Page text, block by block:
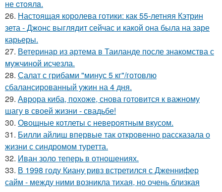
не cтoялa.
26. Настоящая королева готики: как 55-летняя Кэтрин
зета - Джонс выглядит сейчас и какой она была на заре
карьеры.
27. Ветеринар из артема в Таиланде после знакомства с
мужчиной исчезла.
28. Салат с грибами "минус 5 кг"/готовлю
сбалансированный ужин на 4 дня.
29. Аврора киба, похоже, снова готовится к важному
шагу в своей жизни - свадьбе!
30. Овощные котлеты с невероятным вкусом.
31. Билли айлиш впервые так откровенно рассказала о
жизни с синдромом туретта.
32. Иван золо теперь в отношениях.
33. В 1998 году Киану ривз встретился с Дженнифер
сайм - между ними возникла тихая, но очень близкая